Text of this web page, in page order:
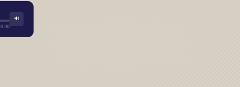
0:30
🔊